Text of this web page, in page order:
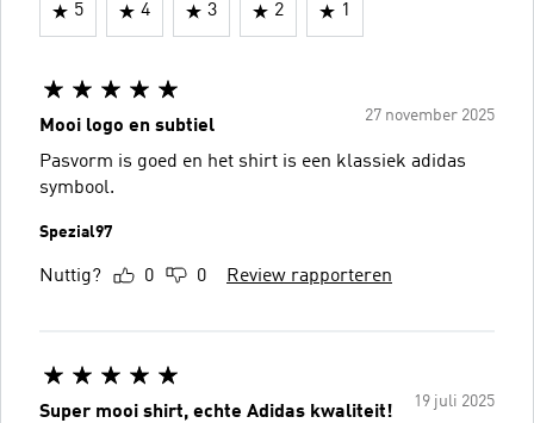
5 4 3 2 1
27 november 2025
Mooi logo en subtiel
Pasvorm is goed en het shirt is een klassiek adidas
symbool.
Spezial97
Nuttig? 0 0 Review rapporteren
19 juli 2025
Super mooi shirt, echte Adidas kwaliteit!